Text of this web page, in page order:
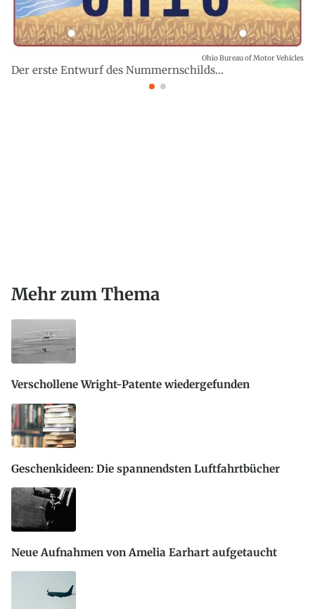
Der erste Entwurf des Nummernschilds...
Ohio Bureau of Motor Vehicles
Mehr zum Thema
Verschollene Wright-Patente wiedergefunden
Geschenkideen: Die spannendsten Luftfahrtbücher
Neue Aufnahmen von Amelia Earhart aufgetaucht